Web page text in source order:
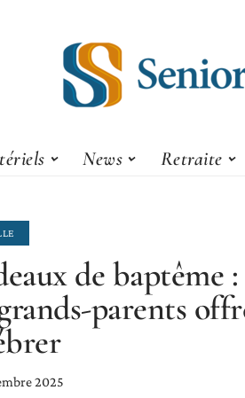
News Retraite
de baptême
parents
2025